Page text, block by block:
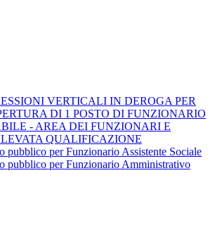
VERTICALI IN DEROGA PER
DI 1 POSTO DI FUNZIONARIO
- AREA DEI FUNZIONARI E
QUALIFICAZIONE
pubblico per Funzionario Assistente Sociale
pubblico per Funzionario Amministrativo